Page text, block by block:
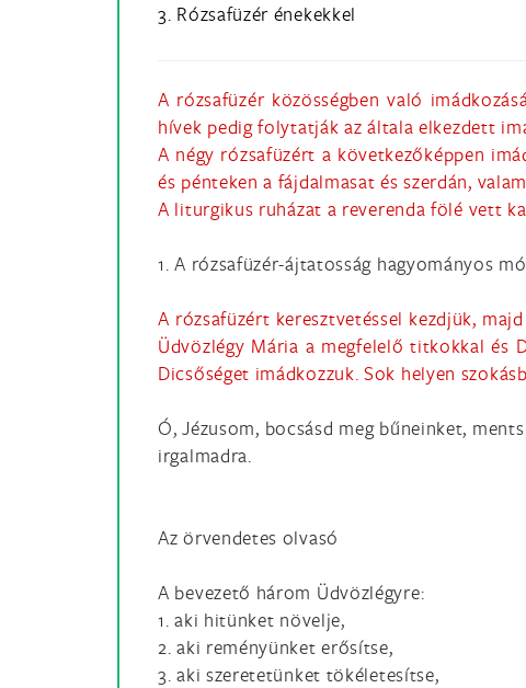
3. Rózsafüzér énekekkel
A rózsafüzér közösségben való
hívek pedig folytatják az általa elkezdett
A négy rózsafüzért a következőképpen
és pénteken a fájdalmasat és szerdán,
A liturgikus ruházat a reverenda fölé vett
1. A rózsafüzér-ájtatosság hagyományos
A rózsafüzért keresztvetéssel kezdjük,
Üdvözlégy Mária a megfelelő titkokkal és
Dicsőséget imádkozzuk. Sok helyen
Ó, Jézusom, bocsásd meg bűneinket,
irgalmadra.
Az örvendetes olvasó
A bevezető három Üdvözlégyre:
1. aki hitünket növelje,
2. aki reményünket erősítse,
3. aki szeretetünket tökéletesítse,